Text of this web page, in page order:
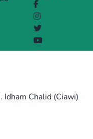
Idham Chalid (Ciawi)